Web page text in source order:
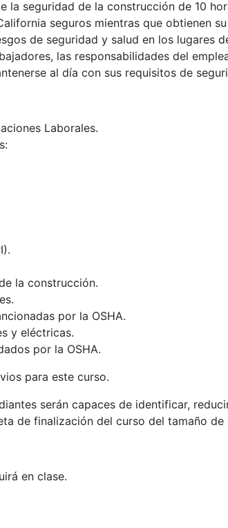
la seguridad de la construcción de 10
seguros mientras que obtienen
de seguridad y salud en los lugares
las responsabilidades del
al día con sus requisitos de
Laborales.
la construcción.
por la OSHA.
y eléctricas.
por la OSHA.
para este curso.
serán capaces de identificar,
de finalización del curso del tamaño de
en clase.